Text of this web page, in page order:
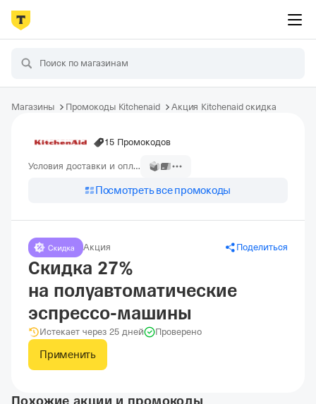
Магазины Промокоды Kitchenaid Акция Kitchenaid скидка
15 Промокодов
Условия доставки и оплаты
Посмотреть все промокоды
Акция Поделиться
Скидка 27%
на полуавтоматические
эспрессо-машины
Истекает через 25 дней Проверено
Применить